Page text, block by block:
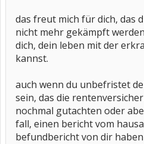
das freut mich für dich, das
nicht mehr gekämpft
dich, dein leben mit der
kannst.
auch wenn du unbefristet
sein, das die
nochmal gutachten oder
fall, einen bericht vom
befundbericht von dir